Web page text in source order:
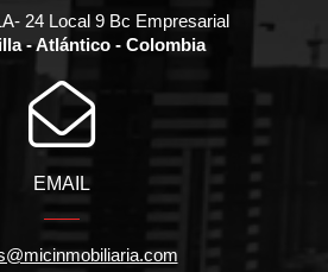
24 Local 9 Bc Empresarial
- Atlántico - Colombia
EMAIL